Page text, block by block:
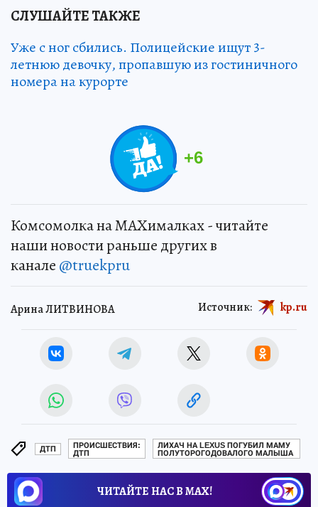
СЛУШАЙТЕ ТАКЖЕ
Уже с ног сбились. Полицейские ищут 3-
летнюю девочку, пропавшую из гостиничного
номера на курорте
+6
Комсомолка на MAXималках - читайте
наши новости раньше других в
канале @truekpru
Арина ЛИТВИНОВА Источник: kp.ru
ДТП
ПРОИСШЕСТВИЯ:
ДТП
ЛИХАЧ НА LEXUS ПОГУБИЛ МАМУ
ПОЛУТОРОГОДОВАЛОГО МАЛЫША
ЧИТАЙТЕ НАС В МАХ!